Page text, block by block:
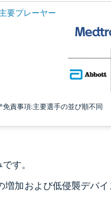
主要プレーヤー
*免責事項:主要選手の並び順不同
画像 © Mordor Intelligence。再利用
表示が必要です。
す。
加および低侵襲デバ